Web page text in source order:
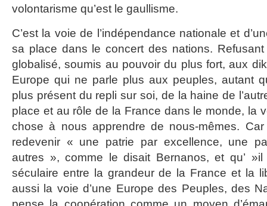
volontarisme qu’est le gaullisme.
C’est la voie de l’indépendance nationale et
sa place dans le concert des nations. Refusant
globalisé, soumis au pouvoir du plus fort, aux
Europe qui ne parle plus aux peuples, autant
plus présent du repli sur soi, de la haine de
place et au rôle de la France dans le monde, la
chose à nous apprendre de nous-mêmes.
redevenir « une patrie par excellence, une
autres », comme le disait Bernanos, et qu’
séculaire entre la grandeur de la France et la
aussi la voie d’une Europe des Peuples, des